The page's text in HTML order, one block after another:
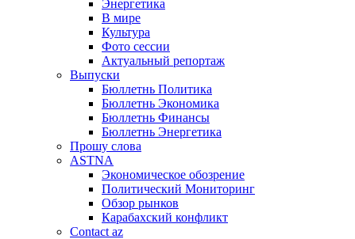
Энергетика
В мире
Культура
Фото сессии
Актуальный репортаж
Выпуски
Бюллетнь Политика
Бюллетнь Экономика
Бюллетнь Финансы
Бюллетнь Энергетика
Прошу слова
ASTNA
Экономическое обозрение
Политический Мониторинг
Обзор рынков
Карабахский конфликт
Contact az